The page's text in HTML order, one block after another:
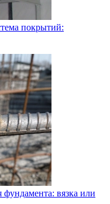
покрытий:
вязка или